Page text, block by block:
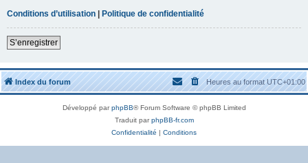
Conditions d’utilisation | Politique de confidentialité
S’enregistrer
Index du forum Heures au formatUTC+01:00
Développé parphpBB® Forum Software © phpBB Limited
Traduit parphpBB-fr.com
Confidentialité | Conditions